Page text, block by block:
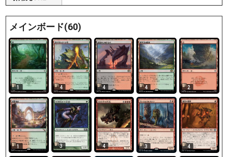
メインボード(60)
1 4 4 4 2
1 3 4 3 4